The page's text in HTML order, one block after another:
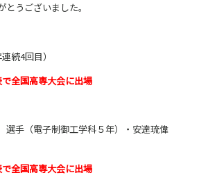
うございました。
続4回目）
全国高専大会に出場
手（電子制御工学科５年）・安達琉偉
全国高専大会に出場